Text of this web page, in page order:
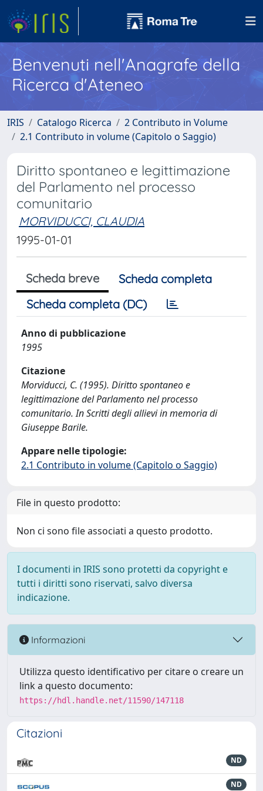
Benvenuti nell'Anagrafe della
Ricerca d'Ateneo
IRIS Catalogo Ricerca
2 Contributo in Volume
2.1 Contributo in volume (Capitolo o Saggio)
Diritto spontaneo e legittimazione
del Parlamento nel processo
comunitario
MORVIDUCCI, CLAUDIA
1995-01-01
Scheda breve
Scheda completa
Scheda completa (DC)
Anno di pubblicazione
1995
Citazione
Morviducci, C. (1995). Diritto spontaneo e
legittimazione del Parlamento nel processo
comunitario. In Scritti degli allievi in memoria di
Giuseppe Barile.
Appare nelle tipologie:
2.1 Contributo in volume (Capitolo o Saggio)
File in questo prodotto:
Non ci sono file associati a questo prodotto.
I documenti in IRIS sono protetti da copyright e
tutti i diritti sono riservati, salvo diversa
indicazione.
Informazioni
Utilizza questo identificativo per citare o creare un
link a questo documento:
https://hdl.handle.net/11590/147118
Citazioni
ND
ND